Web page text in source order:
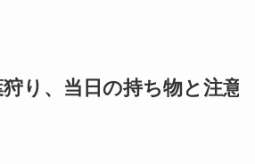
狩り、当日の持ち物と注意